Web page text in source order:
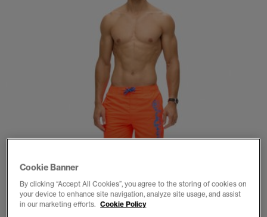
Cookie Banner
By clicking “Accept All Cookies”, you agree to the storing of cookies on
your device to enhance site navigation, analyze site usage, and assist
in our marketing efforts. Cookie Policy